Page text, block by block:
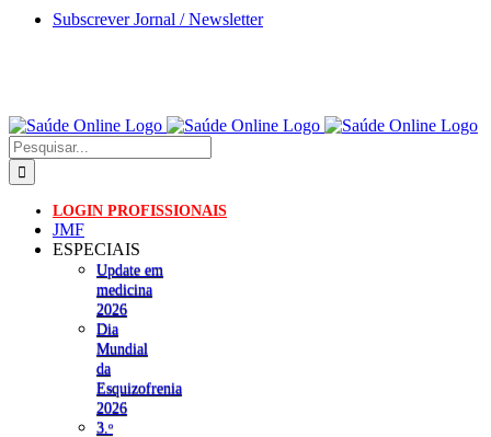
Skip
Subscrever Jornal / Newsletter
Pesquisar
LOGIN PROFISSIONAIS
JMF
ESPECIAIS
Update em
medicina
2026
Dia
Mundial
da
Esquizofrenia
2026
3.ᵒ